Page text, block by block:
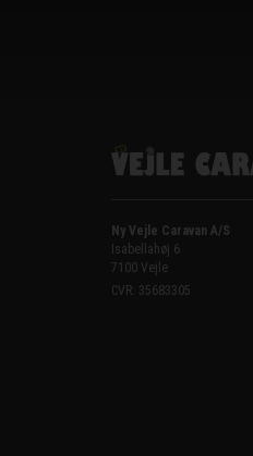
Ny Vejle Caravan A/S
Isabellahøj 6
7100 Vejle
CVR: 35683305